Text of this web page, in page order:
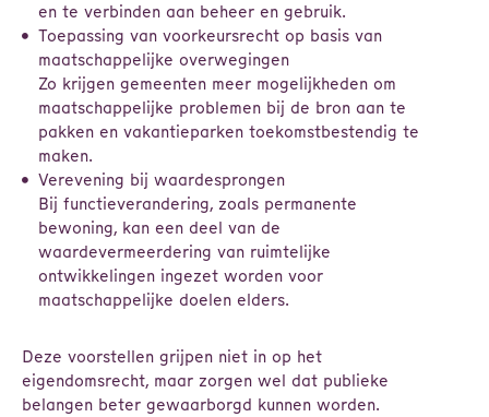
en te verbinden aan beheer en gebruik.
Toepassing van voorkeursrecht op basis van
maatschappelijke overwegingen
Zo krijgen gemeenten meer mogelijkheden om
maatschappelijke problemen bij de bron aan te
pakken en vakantieparken toekomstbestendig te
maken.
Verevening bij waardesprongen
Bij functieverandering, zoals permanente
bewoning, kan een deel van de
waardevermeerdering van ruimtelijke
ontwikkelingen ingezet worden voor
maatschappelijke doelen elders.
Deze voorstellen grijpen niet in op het
eigendomsrecht, maar zorgen wel dat publieke
belangen beter gewaarborgd kunnen worden.